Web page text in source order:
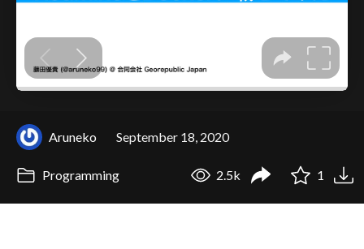
Aruneko September 18, 2020
Programming 2.5k 1